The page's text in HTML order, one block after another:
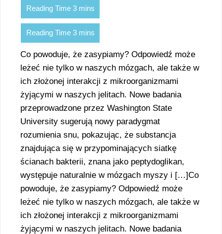
Co powoduje, że zasypiamy? Odpowiedź może
leżeć nie tylko w naszych mózgach, ale także w
ich złożonej interakcji z mikroorganizmami
żyjącymi w naszych jelitach. Nowe badania
przeprowadzone przez Washington State
University sugerują nowy paradygmat
rozumienia snu, pokazując, że substancja
znajdująca się w przypominających siatkę
ścianach bakterii, znana jako peptydoglikan,
występuje naturalnie w mózgach myszy i […]Co
powoduje, że zasypiamy? Odpowiedź może
leżeć nie tylko w naszych mózgach, ale także w
ich złożonej interakcji z mikroorganizmami
żyjącymi w naszych jelitach. Nowe badania